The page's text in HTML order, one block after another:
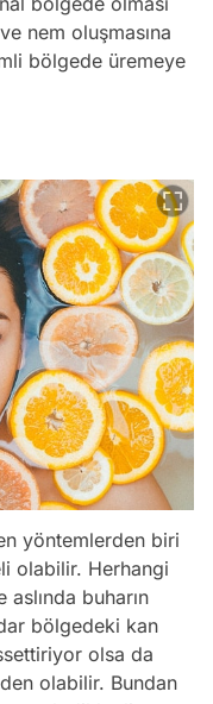
nem oluşmasına
bölgede üremeye
yöntemlerden biri
olabilir. Herhangi
buharın
bölgedeki kan
olsa da
olabilir. Bundan